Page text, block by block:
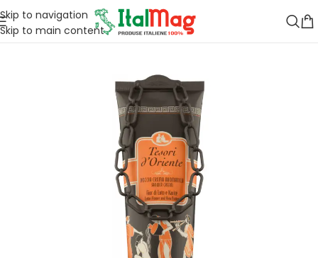
Skip to navigation
Skip to main content